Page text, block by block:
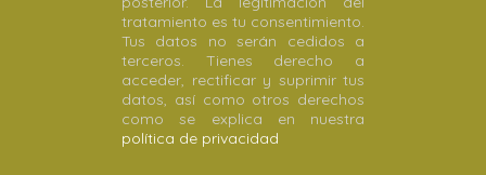
tratamiento es tu consentimiento.
Tus datos no serán cedidos a
terceros. Tienes derecho a
acceder, rectificar y suprimir tus
datos, así como otros derechos
como se explica en nuestra
política de privacidad